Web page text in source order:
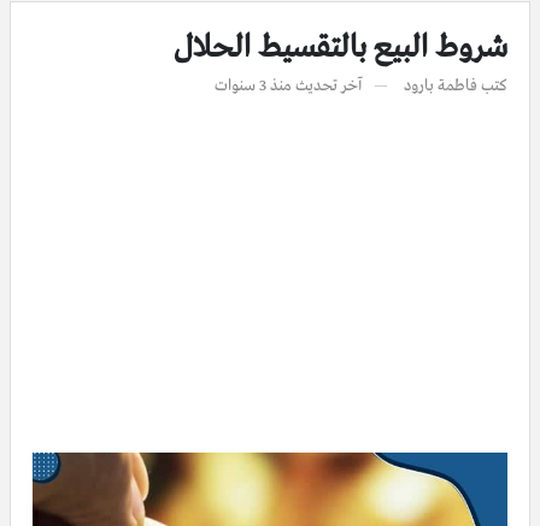
شروط البيع بالتقسيط الحلال
كتب فاطمة بارود آخر تحديث منذ 3 سنوات